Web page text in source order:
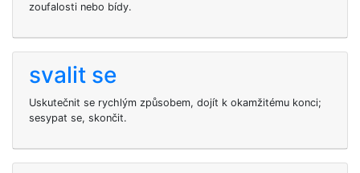
zoufalosti nebo bídy.
svalit se
Uskutečnit se rychlým způsobem, dojít k okamžitému konci;
sesypat se, skončit.